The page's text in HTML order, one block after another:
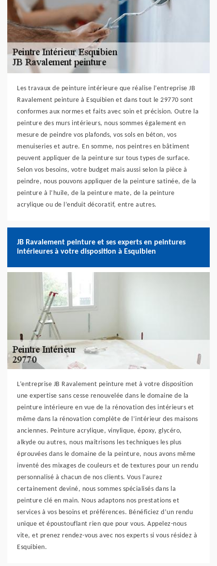
Les travaux de peinture intérieure que réalise l’entreprise JB
Ravalement peinture à Esquibien et dans tout le 29770 sont
conformes aux normes et faits avec soin et précision. Outre la
peinture des murs intérieurs, nous sommes également en
mesure de peindre vos plafonds, vos sols en béton, vos
menuiseries et autre. En somme, nos peintres en bâtiment
peuvent appliquer de la peinture sur tous types de surface.
Selon vos besoins, votre budget mais aussi selon la pièce à
peindre, nous pouvons appliquer de la peinture satinée, de la
peinture à l’huile, de la peinture mate, de la peinture
acrylique ou de l’enduit décoratif, entre autres.
JB Ravalement peinture et ses experts en peintures
intérieures à votre disposition à Esquibien
L’entreprise JB Ravalement peinture met à votre disposition
une expertise sans cesse renouvelée dans le domaine de la
peinture intérieure en vue de la rénovation des intérieurs et
même dans la rénovation complète de l’intérieur des maisons
anciennes. Peinture acrylique, vinylique, époxy, glycéro,
alkyde ou autres, nous maîtrisons les techniques les plus
éprouvées dans le domaine de la peinture, nous avons même
inventé des mixages de couleurs et de textures pour un rendu
personnalisé à chacun de nos clients. Vous l’aurez
certainement deviné, nous sommes spécialisés dans la
peinture clé en main. Nous adaptons nos prestations et
services à vos besoins et préférences. Bénéficiez d’un rendu
unique et époustouflant rien que pour vous. Appelez-nous
vite, et prenez rendez-vous avec nos experts si vous résidez à
Esquibien.